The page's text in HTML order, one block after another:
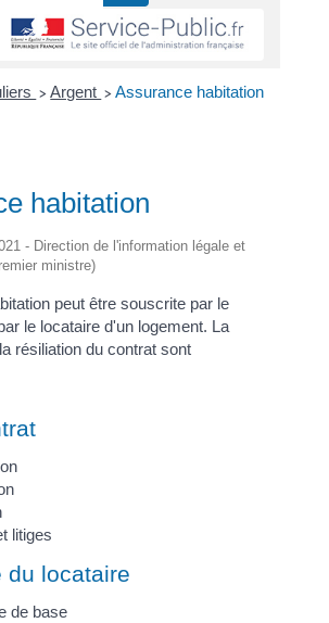
> Argent > Assurance habitation
habitation
- Direction de l'information légale et
ministre)
peut être souscrite par le
le locataire d'un logement. La
résiliation du contrat sont
litiges
du locataire
de base